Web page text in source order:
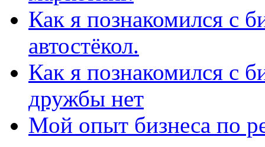
Как я познакомился с
автостёкол.
Как я познакомился с
дружбы нет
Мой опыт бизнеса по